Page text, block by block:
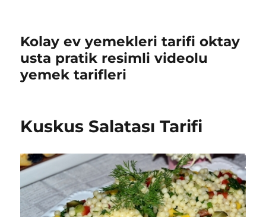
Kolay ev yemekleri tarifi oktay
usta pratik resimli videolu
yemek tarifleri
Kuskus Salatası Tarifi